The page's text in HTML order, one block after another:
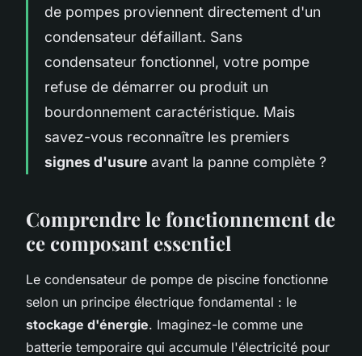
de pompes proviennent directement d'un
condensateur défaillant. Sans
condensateur fonctionnel, votre pompe
refuse de démarrer ou produit un
bourdonnement caractéristique. Mais
savez-vous reconnaître les premiers
signes d'usure avant la panne complète ?
Comprendre le fonctionnement de
ce composant essentiel
Le condensateur de pompe de piscine fonctionne
selon un principe électrique fondamental : le
stockage d'énergie. Imaginez-le comme une
batterie temporaire qui accumule l'électricité pour